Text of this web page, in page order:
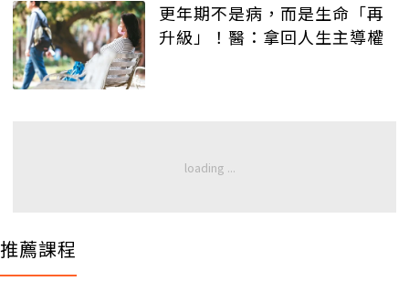
更年期不是病，而是生命「再
升級」！醫：拿回人生主導權
推薦課程